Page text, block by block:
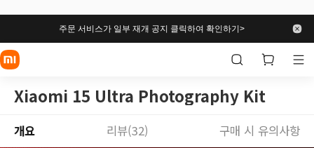
주문 서비스가 일부 재개 공지 클릭하여 확인하기>
Xiaomi 15 Ultra Photography Kit
개요 리뷰(32) 구매 시 유의사항